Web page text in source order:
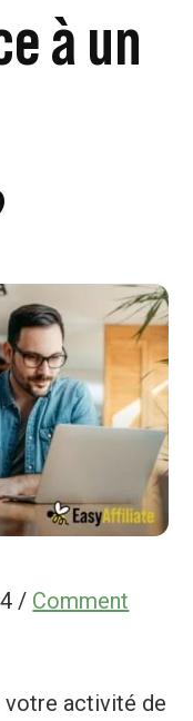
à un
/ Comment
votre activité de